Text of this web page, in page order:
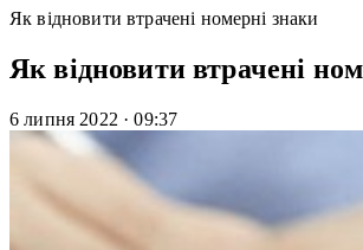
Як відновити втрачені номерні знаки
Як відновити втрачені
6 липня 2022 · 09:37